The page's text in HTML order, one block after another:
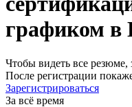
графиком в
Чтобы видеть все резюме,
После регистрации
Зарегистрироваться
За всё время